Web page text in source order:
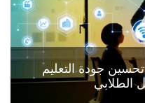
جودة التعليم
الطلابي